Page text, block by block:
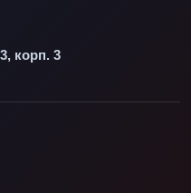
корп. 3